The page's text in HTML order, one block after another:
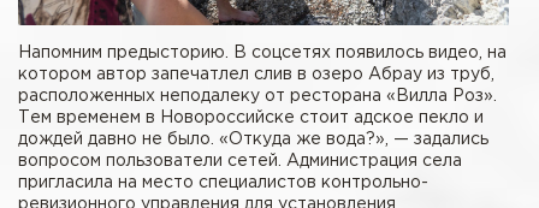
Напомним предысторию. В соцсетях появилось видео, на
котором автор запечатлел слив в озеро Абрау из труб,
расположенных неподалеку от ресторана «Вилла Роз».
Тем временем в Новороссийске стоит адское пекло и
дождей давно не было. «Откуда же вода?», — задались
вопросом пользователи сетей. Администрация села
пригласила на место специалистов контрольно-
ревизионного управления для установления